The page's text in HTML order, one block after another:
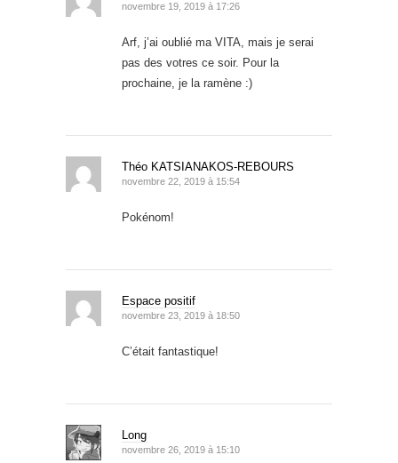
novembre 19, 2019 à 17:26
Arf, j’ai oublié ma VITA, mais je serai
pas des votres ce soir. Pour la
prochaine, je la ramène :)
Théo KATSIANAKOS-REBOURS
novembre 22, 2019 à 15:54
Pokénom!
Espace positif
novembre 23, 2019 à 18:50
C’était fantastique!
Long
novembre 26, 2019 à 15:10